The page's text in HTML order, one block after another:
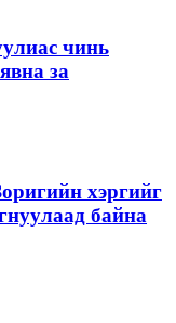
чинь
за
хэргийг
байна